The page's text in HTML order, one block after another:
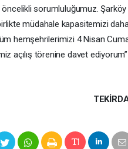
sorumluluğumuz.
müdahale kapasitemizi
hemşehrilerimizi 4 Nisan
açılış törenine davet